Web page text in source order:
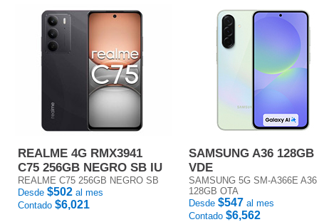
REALME 4G RMX3941
C75 256GB NEGRO SB IU
REALME C75 256GB NEGRO SB
Desde $502 al mes
Contado $6,021
SAMSUNG A36 128GB
VDE
SAMSUNG 5G SM-A366E A36
128GB OTA
Desde $547 al mes
Contado $6,562